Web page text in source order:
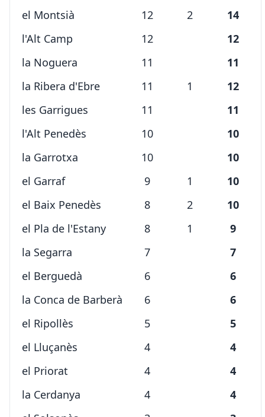
el Montsià
12 2
14
l'Alt Camp
12
12
la Noguera
11
11
la Ribera d'Ebre
11 1
12
les Garrigues
11
11
l'Alt Penedès
10
10
la Garrotxa
10
10
el Garraf
9 1
10
el Baix Penedès
8 2
10
el Pla de l'Estany
8 1
9
la Segarra
7
7
el Berguedà
6
6
la Conca de Barberà
6
6
el Ripollès
5
5
el Lluçanès
4
4
el Priorat
4
4
la Cerdanya
4
4